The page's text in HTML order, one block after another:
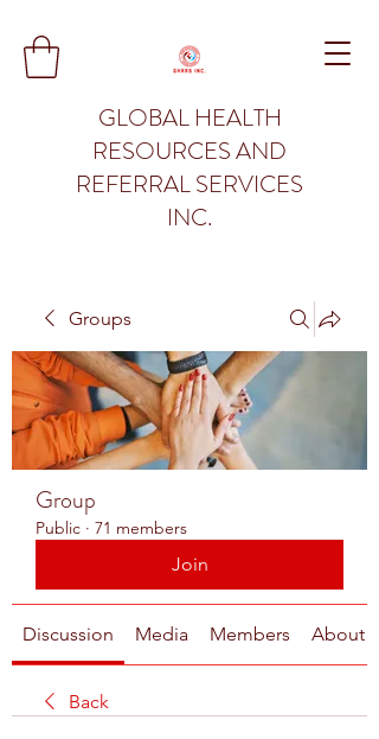
GLOBAL HEALTH
RESOURCES AND
REFERRAL SERVICES
INC.
Groups
Group
Public · 71 members
Join
Discussion Media Members About
Back